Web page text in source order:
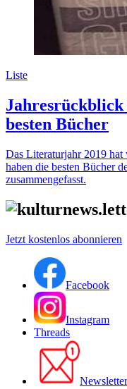
Liste
Jahresrückblick
besten Bücher
Das Literaturjahr 2019
haben die besten Bücher
zusammengefasst.
Jetzt kostenlos abonnieren
Facebook
Instagram
Threads
Newsletter